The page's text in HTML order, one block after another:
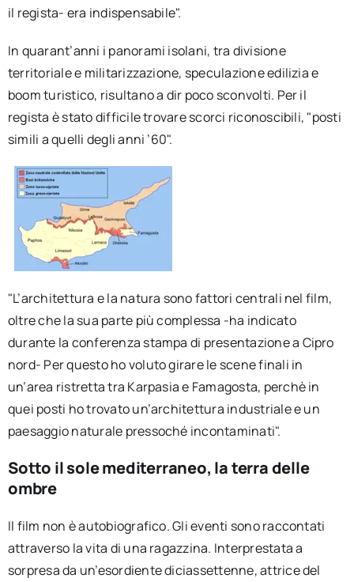
il regista- era indispensabile".
In quarant’anni i panorami isolani, tra divisione
territoriale e militarizzazione, speculazione edilizia e
boom turistico, risultano a dir poco sconvolti. Per il
regista è stato difficile trovare scorci riconoscibili, "posti
simili a quelli degli anni ’60".
"L’architettura e la natura sono fattori centrali nel film,
oltre che la sua parte più complessa -ha indicato
durante la conferenza stampa di presentazione a Cipro
nord- Per questo ho voluto girare le scene finali in
un’area ristretta tra Karpasia e Famagosta, perchè in
quei posti ho trovato un’architettura industriale e un
paesaggio naturale pressoché incontaminati".
Sotto il sole mediterraneo, la terra delle
ombre
Il film non è autobiografico. Gli eventi sono raccontati
attraverso la vita di una ragazzina. Interprestata a
sorpresa da un’esordiente diciassettenne, attrice del